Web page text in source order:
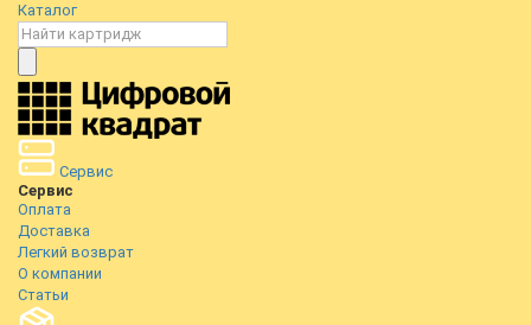
Каталог
Сервис
Сервис
Оплата
Доставка
Легкий возврат
О компании
Статьи